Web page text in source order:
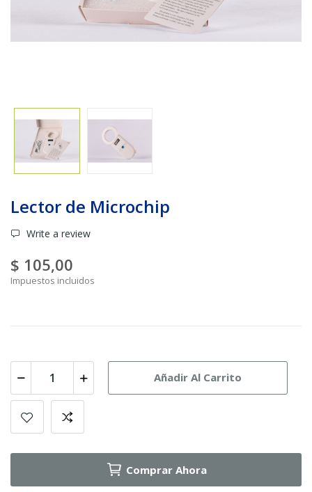
Lector de Microchip
Write a review
$ 105,00
Impuestos incluidos
Añadir Al Carrito
Comprar Ahora